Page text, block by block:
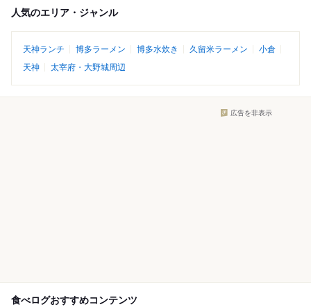
人気のエリア・ジャンル
天神ランチ 博多ラーメン 博多水炊き 久留米ラーメン
小倉
天神
太宰府・大野城周辺
広告を非表示
食べログおすすめコンテンツ